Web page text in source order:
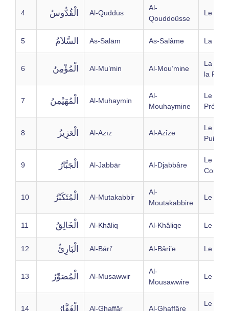
4 الْقُدُّوسُ Al-Quddūs
Al-
Qouddoûsse
Le
5 السَّلاَمُ As-Salām As-Salâme La Paix
6 الْمُؤْمِنُ Al-Mu’min Al-Mou’mine
La
la Foi
7 الْمُهَيْمِنُ Al-Muhaymin
Al-
Mouhaymine
Le
8 الْعَزِيزُ Al-Azīz Al-Azîze
Le
9 الْجَبَّارُ Al-Jabbār Al-Djabbâre
Le
10 الْمُتَكَبِّرُ Al-Mutakabbir
Al-
Moutakabbire
Le
11 الْخَالِقُ Al-Khāliq Al-Khâliqe Le
12 الْبَارِئُ Al-Bāri’ Al-Bâri’e Le
13 الْمُصَوِّرُ Al-Musawwir
Al-
Mousawwire
Le
14 الْغَفَّارُ Al-Ghaffār Al-Ghaffâre
Le